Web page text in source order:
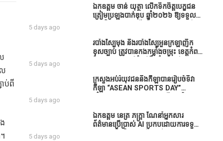
ប់ពី
ខ្លះទៅព្រោះឥឡូវដឹងហើយថាពិបាករកលុយ
ណាស់គាត់ដាំដំណាំសឹកសឹងតែខ្ចីលុយ
ធនាគារយកមកដាំ ព្រោះមួយរយៈចុងក្រោយ
ពាក់ព័ន្ធនិងអាជ្ញាធរជាមួយនឹងប្រជាពលរដ្ឋ
រឿងដីអាស្រ័យផល»
ឯកឧត្តម ចាន់ យុត្ថា លើកទឹកចិត្តបេក្ខជន
ត្រៀមប្រឡងបាក់ឌុប ឆ្នាំ២០២៦ ឱ្យទទួល
5 days ago
របាំង​ស្បៃ​មុង​ និង​របាំង​ស្បៃ​អួន​ក្រឡា​ញឹក​
ខុស​ច្បាប់​ ត្រូវ​បាន​កងកម្លាំង​ចម្រុះ​ ខេត្តកំពង់​
5 days ago
ក្រសួងអប់រំយុវជននិងកីឡាបានរៀបចំទិវា
កីឡា “ASEAN SPORTS DAY”
កំពង់ធំ( Video inside)
5 days ago
ឯកឧត្តម នេត្រ ភក្ត្រា ណែនាំអ្នកសារ
ព័ត៌មានប្រើប្រាស់ AI ប្រកបដោយការទទួល
5 days ago